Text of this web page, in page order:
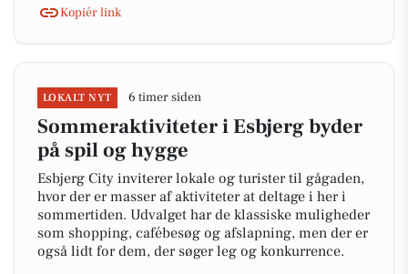
Kopiér link
LOKALT NYT 6 timer siden
Sommeraktiviteter i Esbjerg byder
på spil og hygge
Esbjerg City inviterer lokale og turister til gågaden,
hvor der er masser af aktiviteter at deltage i her i
sommertiden. Udvalget har de klassiske muligheder
som shopping, cafébesøg og afslapning, men der er
også lidt for dem, der søger leg og konkurrence.